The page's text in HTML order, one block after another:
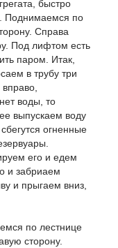
быстро
Поднимаемся по
Справа
Под лифтом есть
паром. Итак,
в трубу три
воды, то
выпускаем воду
огненные
его и едем
и забриаем
и прыгаем вниз,
по лестнице
сторону.